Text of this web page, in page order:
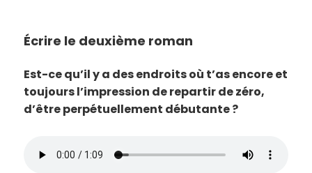
Écrire le deuxième roman
Est-ce qu’il y a des endroits où t’as encore et
toujours l’impression de repartir de zéro,
d’être perpétuellement débutante ?